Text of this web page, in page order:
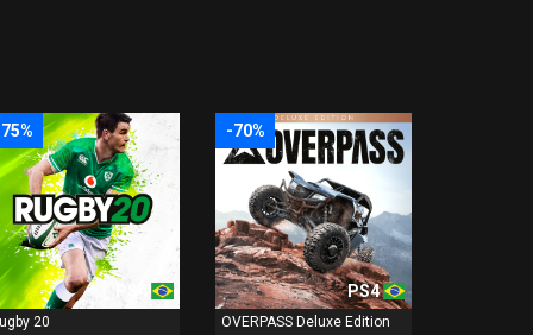
20
-70%
PS4
OVERPASS Deluxe Edition